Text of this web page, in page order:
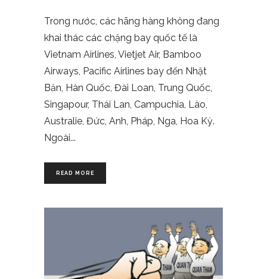
Trong nước, các hãng hàng không đang
khai thác các chặng bay quốc tế là
Vietnam Airlines, Vietjet Air, Bamboo
Airways, Pacific Airlines bay đến Nhật
Bản, Hàn Quốc, Đài Loan, Trung Quốc,
Singapour, Thái Lan, Campuchia, Lào,
Australie, Đức, Anh, Pháp, Nga, Hoa Kỳ.
Ngoài
READ MORE